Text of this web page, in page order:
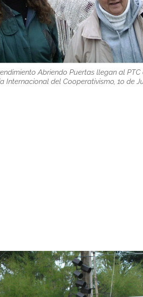
Abriendo Puertas llegan al PTC
Internacional del Cooperativismo, 1o de